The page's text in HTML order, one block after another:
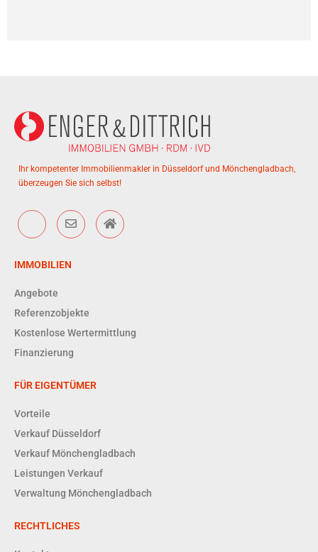
Ihr kompetenter Immobilienmakler in Düsseldorf und Mönchengladbach,
überzeugen Sie sich selbst!
IMMOBILIEN
Angebote
Referenzobjekte
Kostenlose Wertermittlung
Finanzierung
FÜR EIGENTÜMER
Vorteile
Verkauf Düsseldorf
Verkauf Mönchengladbach
Leistungen Verkauf
Verwaltung Mönchengladbach
RECHTLICHES